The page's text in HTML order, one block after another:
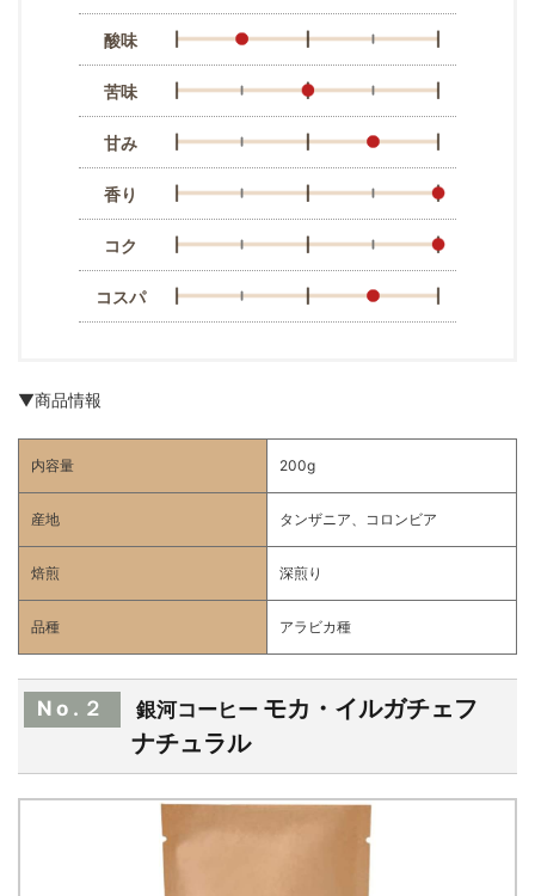
酸味
苦味
甘み
香り
コク
コスパ
▼商品情報
内容量 200g
産地 タンザニア、コロンビア
焙煎 深煎り
品種 アラビカ種
No.２ 銀河コーヒー モカ・イルガチェフ
ナチュラル